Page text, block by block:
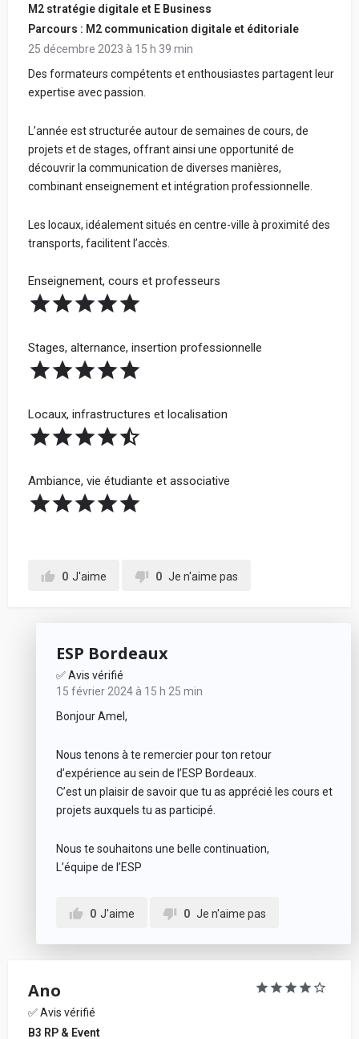
M2 stratégie digitale et E Business
Parcours : M2 communication digitale et éditoriale
25 décembre 2023 à 15 h 39 min
Des formateurs compétents et enthousiastes partagent leur
expertise avec passion.
L’année est structurée autour de semaines de cours, de
projets et de stages, offrant ainsi une opportunité de
découvrir la communication de diverses manières,
combinant enseignement et intégration professionnelle.
Les locaux, idéalement situés en centre-ville à proximité des
transports, facilitent l’accès.
Enseignement, cours et professeurs
Stages, alternance, insertion professionnelle
Locaux, infrastructures et localisation
Ambiance, vie étudiante et associative
0 J'aime 0 Je n'aime pas
ESP Bordeaux
✅ Avis vérifié
15 février 2024 à 15 h 25 min
Bonjour Amel,
Nous tenons à te remercier pour ton retour
d’expérience au sein de l’ESP Bordeaux.
C’est un plaisir de savoir que tu as apprécié les cours et
projets auxquels tu as participé.
Nous te souhaitons une belle continuation,
L’équipe de l’ESP
0 J'aime 0 Je n'aime pas
Ano
✅ Avis vérifié
B3 RP & Event